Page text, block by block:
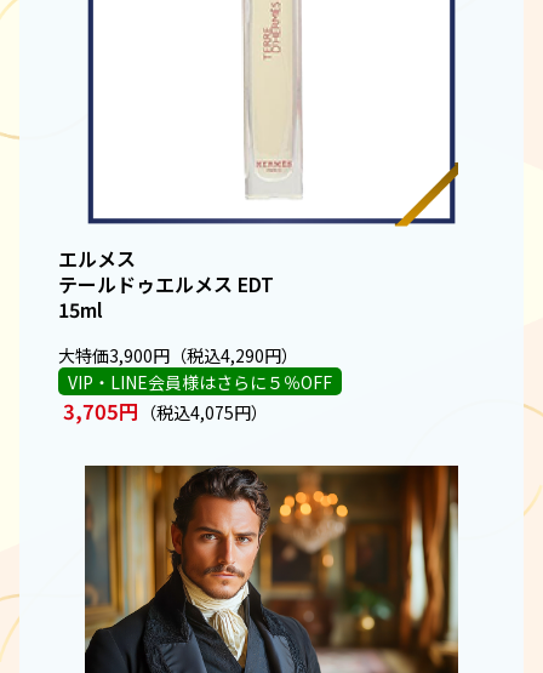
エルメス
テールドゥエルメス EDT
15ml
大特価3,900円（税込4,290円）
VIP・LINE会員様はさらに５％OFF
3,705円 （税込4,075円）